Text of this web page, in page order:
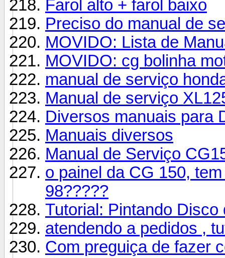
Farol alto + farol baixo
Preciso do manual de
MOVIDO: Lista de
MOVIDO: cg bolinha
manual de serviço
Manual de serviço
Diversos manuais para
Manuais diversos
Manual de Serviço
o painel da CG 150,
98?????
Tutorial: Pintando Disco
atendendo a pedidos ,
Com preguiça de fazer